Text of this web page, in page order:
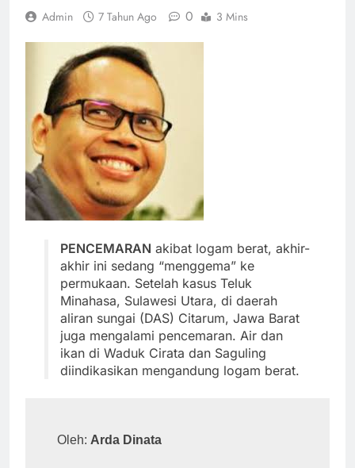
Admin 7 Tahun Ago 0 3 Mins
PENCEMARAN akibat logam berat, akhir-
akhir ini sedang “menggema” ke
permukaan. Setelah kasus Teluk
Minahasa, Sulawesi Utara, di daerah
aliran sungai (DAS) Citarum, Jawa Barat
juga mengalami pencemaran. Air dan
ikan di Waduk Cirata dan Saguling
diindikasikan mengandung logam berat.
Oleh: Arda Dinata